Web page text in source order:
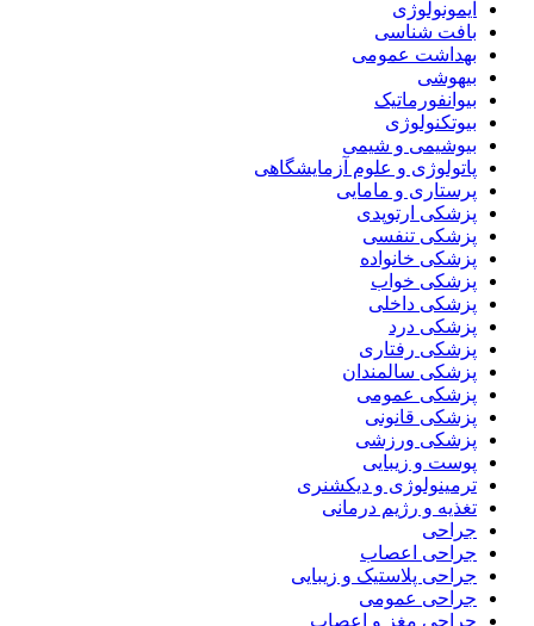
ایمونولوژی
بافت شناسی
بهداشت عمومی
بیهوشی
بیوانفورماتیک
بیوتکنولوژی
بیوشیمی و شیمی
پاتولوژی و علوم آزمایشگاهی
پرستاری و مامایی
پزشکی ارتوپدی
پزشکی تنفسی
پزشکی خانواده
پزشکی خواب
پزشکی داخلی
پزشکی درد
پزشکی رفتاری
پزشکی سالمندان
پزشکی عمومی
پزشکی قانونی
پزشکی ورزشی
پوست و زیبایی
ترمینولوژی و دیکشنری
تغذیه و رژیم درمانی
جراحی
جراحی اعصاب
جراحی پلاستیک و زیبایی
جراحی عمومی
جراحی مغز و اعصاب